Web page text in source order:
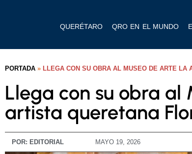
QUERÉTARO QRO EN EL MUNDO
PORTADA » LLEGA CON SU OBRA AL MUSEO DE ARTE LA
Llega con su obra al
artista queretana
POR: EDITORIAL MAYO 19, 2026